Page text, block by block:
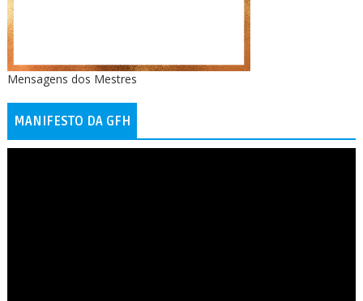
Mensagens dos Mestres
MANIFESTO DA GFH